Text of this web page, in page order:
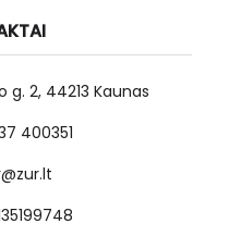
g. 2, 44213 Kaunas
400351